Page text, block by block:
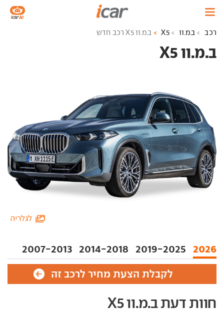
רכב ב.מ.וו X5 ב.מ.וו X5 רכב חדש
ב.מ.וו X5 ‏
2026
2019-2025
2014-2018
2007-2013
לגלריה
לקבלת הצעת מחיר לרכב זה
חוות דעת ב.מ.וו X5